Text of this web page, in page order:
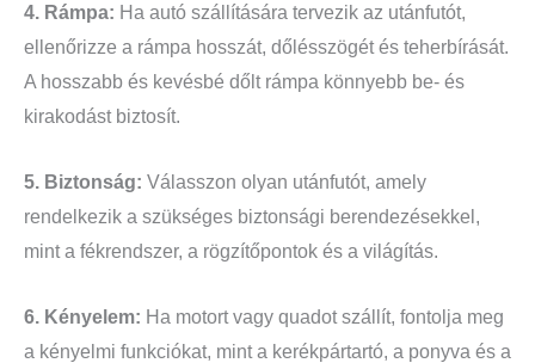
4. Rámpa: Ha autó szállítására tervezik az utánfutót,
ellenőrizze a rámpa hosszát, dőlésszögét és teherbírását.
A hosszabb és kevésbé dőlt rámpa könnyebb be- és
kirakodást biztosít.
5. Biztonság: Válasszon olyan utánfutót, amely
rendelkezik a szükséges biztonsági berendezésekkel,
mint a fékrendszer, a rögzítőpontok és a világítás.
6. Kényelem: Ha motort vagy quadot szállít, fontolja meg
a kényelmi funkciókat, mint a kerékpártartó, a ponyva és a